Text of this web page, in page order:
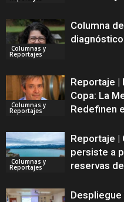
Columnas y
Reportajes
Columna
Columnas y
Reportajes
Reportaje |
Copa: La
Redefinen
Columnas y
Reportajes
Reportaje |
persiste a
reservas